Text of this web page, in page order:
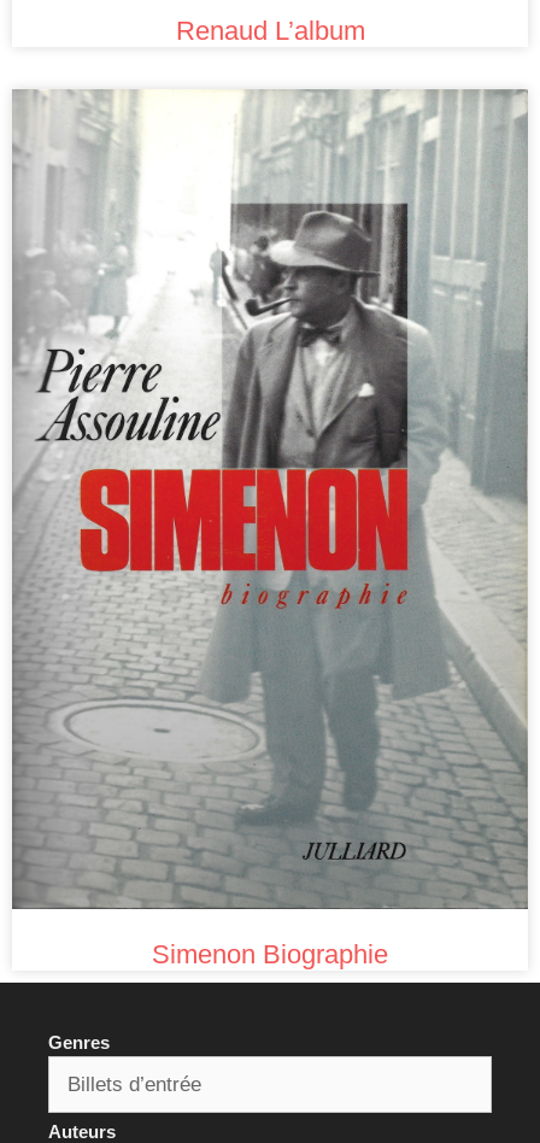
Renaud L’album
Simenon Biographie
Genres
Auteurs